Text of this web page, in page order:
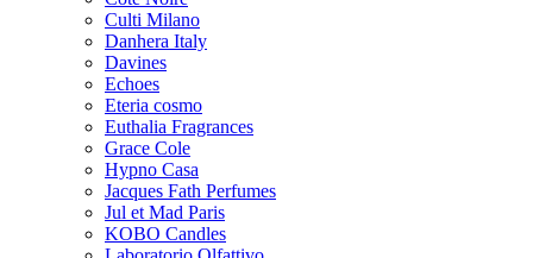
Culti Milano
Danhera Italy
Davines
Echoes
Eteria cosmo
Euthalia Fragrances
Grace Cole
Hypno Casa
Jacques Fath Perfumes
Jul et Mad Paris
KOBO Candles